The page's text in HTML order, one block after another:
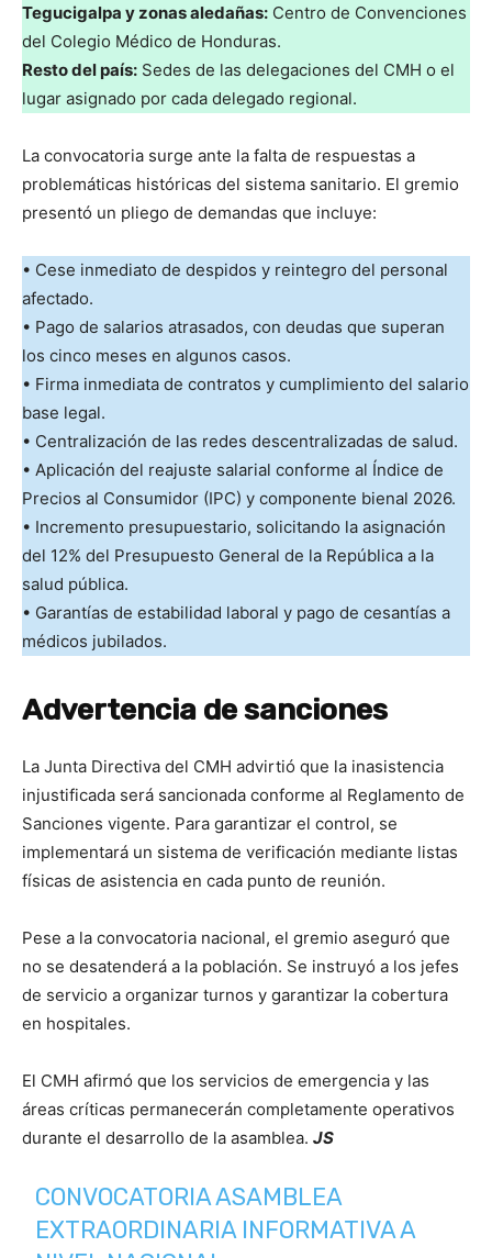
Tegucigalpa y zonas aledañas: Centro de Convenciones
del Colegio Médico de Honduras.
Resto del país: Sedes de las delegaciones del CMH o el
lugar asignado por cada delegado regional.
La convocatoria surge ante la falta de respuestas a
problemáticas históricas del sistema sanitario. El gremio
presentó un pliego de demandas que incluye:
• Cese inmediato de despidos y reintegro del personal
afectado.
• Pago de salarios atrasados, con deudas que superan
los cinco meses en algunos casos.
• Firma inmediata de contratos y cumplimiento del salario
base legal.
• Centralización de las redes descentralizadas de salud.
• Aplicación del reajuste salarial conforme al Índice de
Precios al Consumidor (IPC) y componente bienal 2026.
• Incremento presupuestario, solicitando la asignación
del 12% del Presupuesto General de la República a la
salud pública.
• Garantías de estabilidad laboral y pago de cesantías a
médicos jubilados.
Advertencia de sanciones
La Junta Directiva del CMH advirtió que la inasistencia
injustificada será sancionada conforme al Reglamento de
Sanciones vigente. Para garantizar el control, se
implementará un sistema de verificación mediante listas
físicas de asistencia en cada punto de reunión.
Pese a la convocatoria nacional, el gremio aseguró que
no se desatenderá a la población. Se instruyó a los jefes
de servicio a organizar turnos y garantizar la cobertura
en hospitales.
El CMH afirmó que los servicios de emergencia y las
áreas críticas permanecerán completamente operativos
durante el desarrollo de la asamblea. JS
CONVOCATORIA ASAMBLEA
EXTRAORDINARIA INFORMATIVA A